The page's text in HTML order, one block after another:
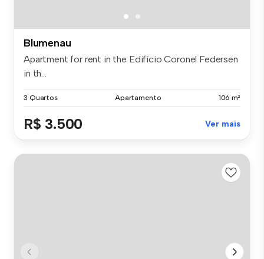
Blumenau
Apartment for rent in the Edifício Coronel Federsen
in th...
3 Quartos Apartamento 106 m²
R$ 3.500 Ver mais